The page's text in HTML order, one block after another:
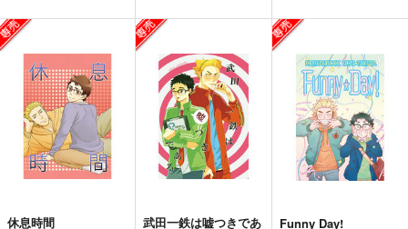
休息時間
武田一鉄は嘘つきであ
Funny Day!